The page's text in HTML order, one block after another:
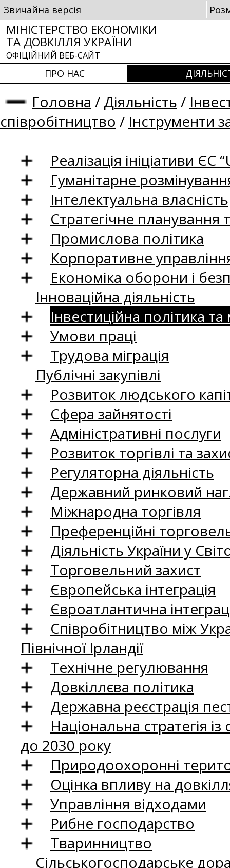
Звичайна версія
МІНІСТЕРСТВО ЕКОНОМІКИ
ТА ДОВКІЛЛЯ УКРАЇНИ
ОФІЦІЙНИЙ ВЕБ-САЙТ
ПРО НАС
Головна / Діяльність /
співробітництво / Інструменти
Реалізація ініціативи ЄС
Гуманітарне
Інтелектуальна власність
Стратегічне
Промислова політика
Корпоративне
Економіка оборони і
Інноваційна діяльність
Інвестиційна політика
Умови праці
Трудова міграція
Публічні закупівлі
Розвиток людського
Сфера зайнятості
Адміністративні послуги
Розвиток торгівлі та
Регуляторна діяльність
Державний ринковий
Міжнародна торгівля
Преференційні
Діяльність України у
Торговельний захист
Європейська інтеграція
Євроатлантична
Співробітництво між
Північної Ірландії
Технічне регулювання
Довкіллєва політика
Державна реєстрація
Національна стратегія
до 2030 року
Природоохоронні
Оцінка впливу на
Управління відходами
Рибне господарство
Тваринництво
Сільськогосподарське